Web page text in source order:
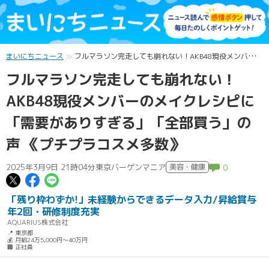
まいにちニュース フルマラソン完走しても崩れない！AKB48現役メンバーのメイクレシピに「需要がありすぎる」「全部買う」の声 《プチプラコスメ多数》
フルマラソン完走しても崩れない！
AKB48現役メンバーのメイクレシピに
「需要がありすぎる」「全部買う」の
声 《プチプラコスメ多数》
2025年3月9日 21時04分東京バーゲンマニア 美容・健康 0
この記事についてポスト
この記事についてFacebookでシェ
「残り枠わずか!」未経験からできるデータ入力/昇給賞与
年2回・研修制度充実
AQUARIUS株式会社
📍 東京都
💰 月給24万5,000円～40万円
🏢 正社員